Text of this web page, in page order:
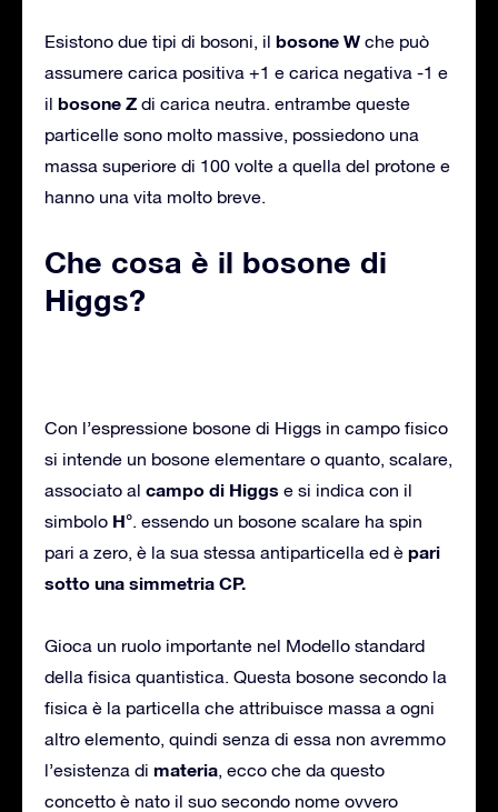
Esistono due tipi di bosoni, il bosone W che può
assumere carica positiva +1 e carica negativa -1 e
il bosone Z di carica neutra. entrambe queste
particelle sono molto massive, possiedono una
massa superiore di 100 volte a quella del protone e
hanno una vita molto breve.
Che cosa è il bosone di
Higgs?
Con l’espressione bosone di Higgs in campo fisico
si intende un bosone elementare o quanto, scalare,
associato al campo di Higgs e si indica con il
simbolo H°. essendo un bosone scalare ha spin
pari a zero, è la sua stessa antiparticella ed è pari
sotto una simmetria CP.
Gioca un ruolo importante nel Modello standard
della fisica quantistica. Questa bosone secondo la
fisica è la particella che attribuisce massa a ogni
altro elemento, quindi senza di essa non avremmo
l’esistenza di materia, ecco che da questo
concetto è nato il suo secondo nome ovvero